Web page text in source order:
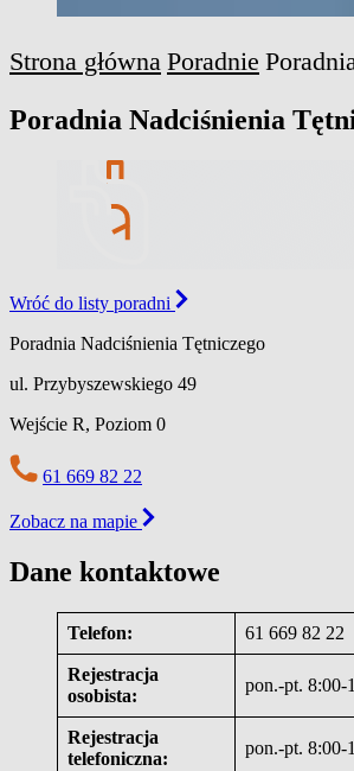
Strona główna Poradnie
Poradnia Nadciśnienia
Wróć do listy poradni
Poradnia Nadciśnienia Tętniczego
ul. Przybyszewskiego 49
Wejście R, Poziom 0
61 669 82 22
Zobacz na mapie
Dane kontaktowe
Telefon: 61 669 82 22
Rejestracja
osobista:
pon.-pt. 8:00-
Rejestracja
telefoniczna:
pon.-pt. 8:00-